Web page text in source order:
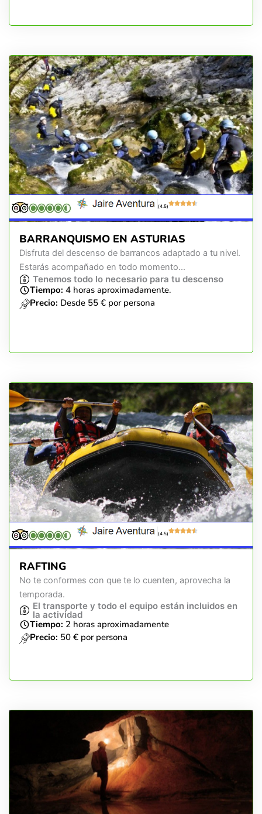
(4.5)
BARRANQUISMO EN ASTURIAS
Disfruta del descenso de barrancos adaptado a tu nivel.
Estarás acompañado en todo momento...
Tenemos todo lo necesario para tu descenso
Tiempo: 4 horas aproximadamente.
Precio: Desde 55 € por persona
(4.5)
RAFTING
No te conformes con que te lo cuenten, aprovecha la
temporada.
El transporte y todo el equipo están incluidos en
la actividad
Tiempo: 2 horas aproximadamente
Precio: 50 € por persona